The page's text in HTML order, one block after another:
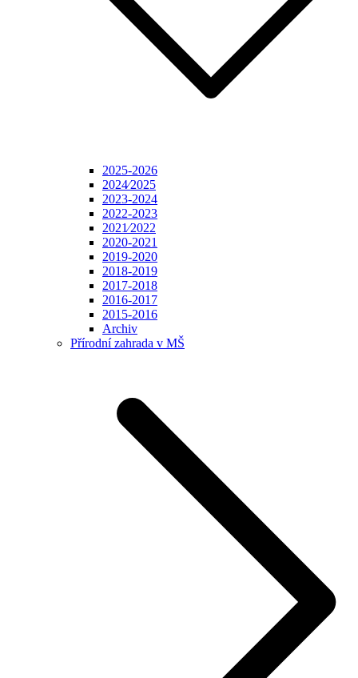
2025-2026
2024⁄2025
2023-2024
2022-2023
2021⁄2022
2020-2021
2019-2020
2018-2019
2017-2018
2016-2017
2015-2016
Archiv
Přírodní zahrada v MŠ